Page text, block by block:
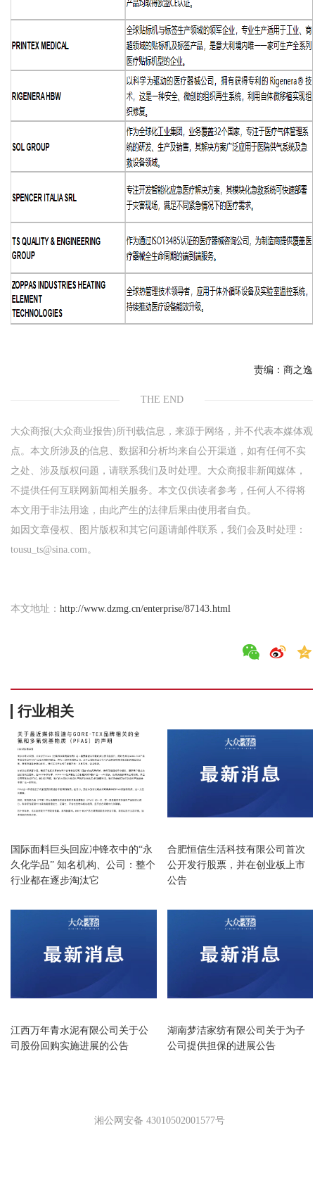
责编： 商之逸
THE END
大众商报(大众商业报告)所刊载信息，来源于网络，并不代表本媒体观
点。本文所涉及的信息、数据和分析均来自公开渠道，如有任何不实
之处、涉及版权问题，请联系我们及时处理。大众商报非新闻媒体，
不提供任何互联网新闻相关服务。本文仅供读者参考，任何人不得将
本文用于非法用途，由此产生的法律后果由使用者自负。
如因文章侵权、图片版权和其它问题请邮件联系，我们会及时处理：
tousu_ts@sina.com。
本文地址： http://www.dzmg.cn/enterprise/87143.html
行业相关
国际面料巨头回应冲锋衣中的“永
久化学品” 知名机构、公司：整个
行业都在逐步淘汰它
合肥恒信生活科技有限公司首次
公开发行股票，并在创业板上市
公告
江西万年青水泥有限公司关于公
司股份回购实施进展的公告
湖南梦洁家纺有限公司关于为子
公司提供担保的进展公告
湘公网安备 43010502001577号